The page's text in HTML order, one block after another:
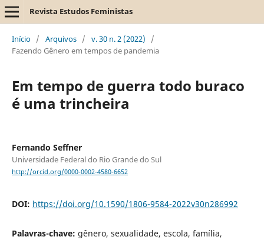
Revista Estudos Feministas
Início / Arquivos / v. 30 n. 2 (2022)
/
Fazendo Gênero em tempos de pandemia
Em tempo de guerra todo buraco
é uma trincheira
Fernando Seffner
Universidade Federal do Rio Grande do Sul
http://orcid.org/0000-0002-4580-6652
DOI: https://doi.org/10.1590/1806-9584-2022v30n286992
Palavras-chave: gênero, sexualidade, escola, família,